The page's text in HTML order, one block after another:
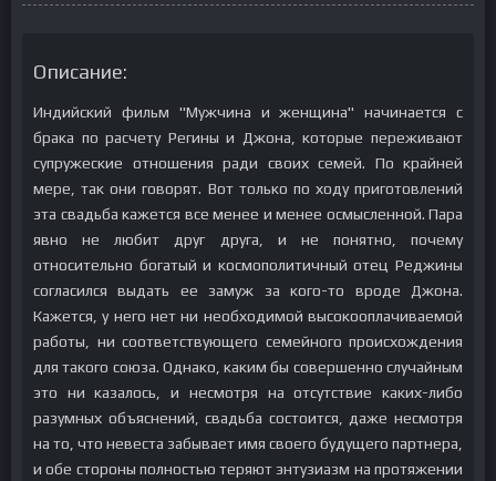
Описание:
Индийский фильм "Мужчина и женщина" начинается с
брака по расчету Регины и Джона, которые переживают
супружеские отношения ради своих семей. По крайней
мере, так они говорят. Вот только по ходу приготовлений
эта свадьба кажется все менее и менее осмысленной. Пара
явно не любит друг друга, и не понятно, почему
относительно богатый и космополитичный отец Реджины
согласился выдать ее замуж за кого-то вроде Джона.
Кажется, у него нет ни необходимой высокооплачиваемой
работы, ни соответствующего семейного происхождения
для такого союза. Однако, каким бы совершенно случайным
это ни казалось, и несмотря на отсутствие каких-либо
разумных объяснений, свадьба состоится, даже несмотря
на то, что невеста забывает имя своего будущего партнера,
и обе стороны полностью теряют энтузиазм на протяжении